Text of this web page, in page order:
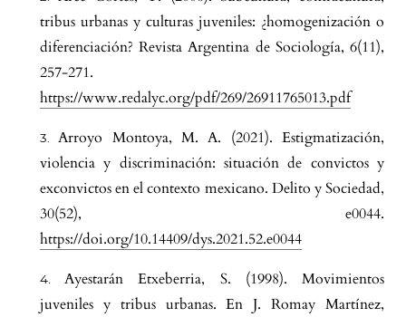
tribus urbanas y culturas juveniles: ¿homogenización o
diferenciación? Revista Argentina de Sociología, 6(11),
257-271.
https://www.redalyc.org/pdf/269/26911765013.pdf
Arroyo Montoya, M. A. (2021). Estigmatización,
violencia y discriminación: situación de convictos y
exconvictos en el contexto mexicano. Delito y Sociedad,
30(52), e0044.
https://doi.org/10.14409/dys.2021.52.e0044
Ayestarán Etxeberria, S. (1998). Movimientos
juveniles y tribus urbanas. En J. Romay Martínez,